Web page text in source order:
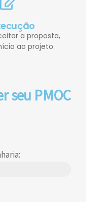
a proposta,
ao projeto.
seu PMOC